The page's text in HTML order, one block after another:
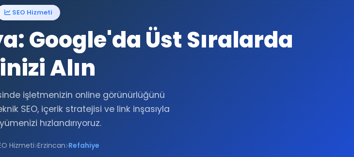
SEO Hizmeti
Google'da Üst Sıralarda
Alın
işletmenizin online görünürlüğünü
SEO, içerik stratejisi ve link inşasıyla
hızlandırıyoruz.
Hizmeti Erzincan Refahiye